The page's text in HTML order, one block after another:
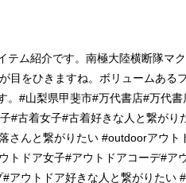
テム紹介です。南極大陸横断隊マ
目をひきますね。ボリュームある
。#山梨県甲斐市#万代書店#万代書
#古着女子#古着好きな人と繋がり
さんと繋がりたい #outdoorアウト
トドア女子#アウトドアコーデ#ア
アウトドア好きな人と繋がりたい